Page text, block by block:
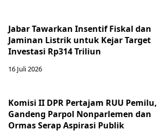
Jabar Tawarkan Insentif Fiskal dan
Jaminan Listrik untuk Kejar Target
Investasi Rp314 Triliun
16 Juli 2026
Komisi II DPR Pertajam RUU Pemilu,
Gandeng Parpol Nonparlemen dan
Ormas Serap Aspirasi Publik